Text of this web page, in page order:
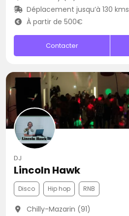
Déplacement jusqu’à 130 kms
À partir de 500€
Contacter
DJ
Lincoln Hawk
Disco Hip hop RNB
Chilly-Mazarin (91)